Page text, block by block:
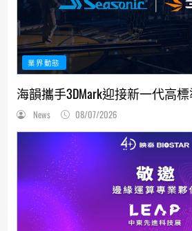
業界動態
海韻攜手3DMark迎接新一代高
News 08/07/2026